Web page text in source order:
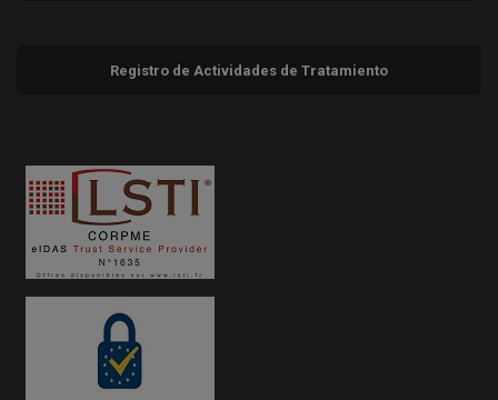
Registro de Actividades de Tratamiento